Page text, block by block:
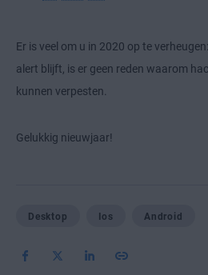
Er is veel om u in 2020 op te
alert blijft, is er geen reden waarom
kunnen verpesten.
Gelukkig nieuwjaar!
Desktop Ios Android